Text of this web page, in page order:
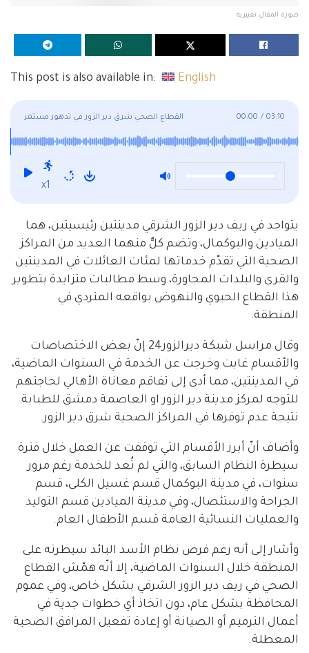
صورة المقال تعبيرية
This post is also available in: English
القطاع الصحي شرق دير الزور في تدهور مستمر 00:00 / 03:10
x1
يتواجد في ريف دير الزور الشرقي مدينتين رئيسيتين، هما
الميادين والبوكمال، وتضم كلٌّ منهما العديد من المراكز
الصحية التي تقدّم خدماتها لمئات العائلات في المدينتين
والقرى والبلدات المجاورة، وسط مطالبات متزايدة بتطوير
هذا القطاع الحيوي والنهوض بواقعه المتردي في
المنطقة.
وقال مراسل شبكة ديرالزور24 إنّ بعض الاختصاصات
والأقسام غابت وخرجت عن الخدمة في السنوات الماضية،
في المدينتين، مما أدى إلى تفاقم معاناة الأهالي لحاجتهم
للتوجه لمركز مدينة دير الزور او العاصمة دمشق للطبابة
نتيجة عدم توفرها في المراكز الصحية شرق دير الزور.
وأضاف أنّ أبرز الأقسام التي توقفت عن العمل خلال فترة
سيطرة النظام السابق، والتي لم تُعد للخدمة رغم مرور
سنوات، في مدينة البوكمال قسم غسيل الكلى، قسم
الجراحة والاستئصال، وفي مدينة الميادين قسم التوليد
والعمليات النسائية العامة قسم الأطفال العام.
وأشار إلى أنه رغم فرض نظام الأسد البائد سيطرته على
المنطقة خلال السنوات الماضية، إلا أنّه همّش القطاع
الصحي في ريف دير الزور الشرقي بشكل خاص، وفي عموم
المحافظة بشكل عام، دون اتخاذ أي خطوات جدية في
أعمال الترميم أو الصيانة أو إعادة تفعيل المرافق الصحية
المعطلة.